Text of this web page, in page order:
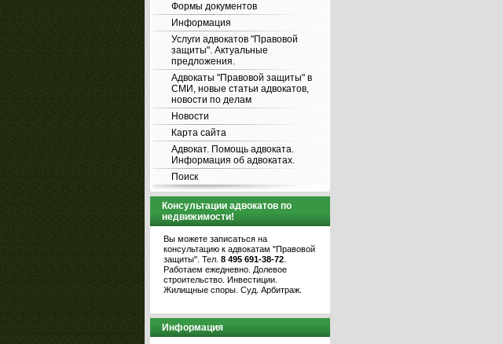
Формы документов
Информация
Услуги адвокатов "Правовой
защиты". Актуальные
предложения.
Адвокаты "Правовой защиты" в
СМИ, новые статьи адвокатов,
новости по делам
Новости
Карта сайта
Адвокат. Помощь адвоката.
Информация об адвокатах.
Поиск
Консультации адвокатов по
недвижимости!
Вы можете записаться на
консультацию к адвокатам "Правовой
защиты". Тел. 8 495 691-38-72
Работаем ежедневно. Долевое
строительство. Инвестиции.
Жилищные споры. Суд. Арбитраж.
Информация